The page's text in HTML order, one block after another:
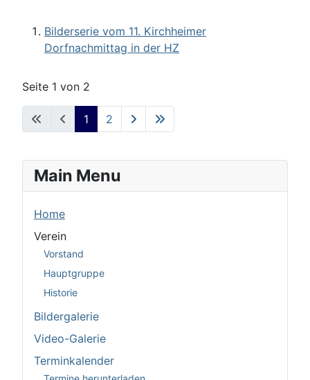
Bilderserie vom 11. Kirchheimer
Dorfnachmittag in der HZ
Seite 1 von 2
1 2
Main Menu
Home
Verein
Vorstand
Hauptgruppe
Historie
Bildergalerie
Video-Galerie
Terminkalender